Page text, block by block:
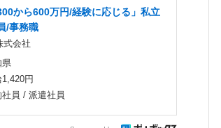
から600万円/経験に応じる」私立
/事務職
式会社
県
1,420円
社員 / 派遣社員